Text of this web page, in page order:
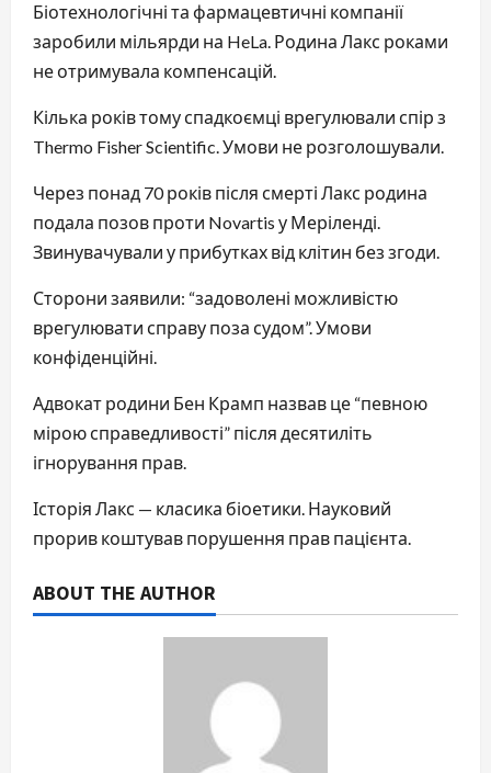
Біотехнологічні та фармацевтичні компанії
заробили мільярди на HeLa. Родина Лакс роками
не отримувала компенсацій.
Кілька років тому спадкоємці врегулювали спір з
Thermo Fisher Scientific. Умови не розголошували.
Через понад 70 років після смерті Лакс родина
подала позов проти Novartis у Меріленді.
Звинувачували у прибутках від клітин без згоди.
Сторони заявили: “задоволені можливістю
врегулювати справу поза судом”. Умови
конфіденційні.
Адвокат родини Бен Крамп назвав це “певною
мірою справедливості” після десятиліть
ігнорування прав.
Історія Лакс — класика біоетики. Науковий
прорив коштував порушення прав пацієнта.
ABOUT THE AUTHOR